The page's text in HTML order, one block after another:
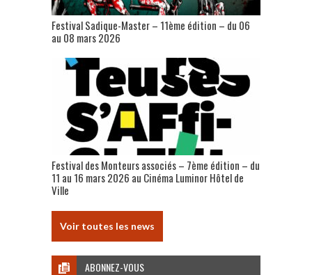
Festival Sadique-Master – 11ème édition – du 06
au 08 mars 2026
Festival des Monteurs associés – 7ème édition – du
11 au 16 mars 2026 au Cinéma Luminor Hôtel de
Ville
Voir toutes les news
ABONNEZ-VOUS